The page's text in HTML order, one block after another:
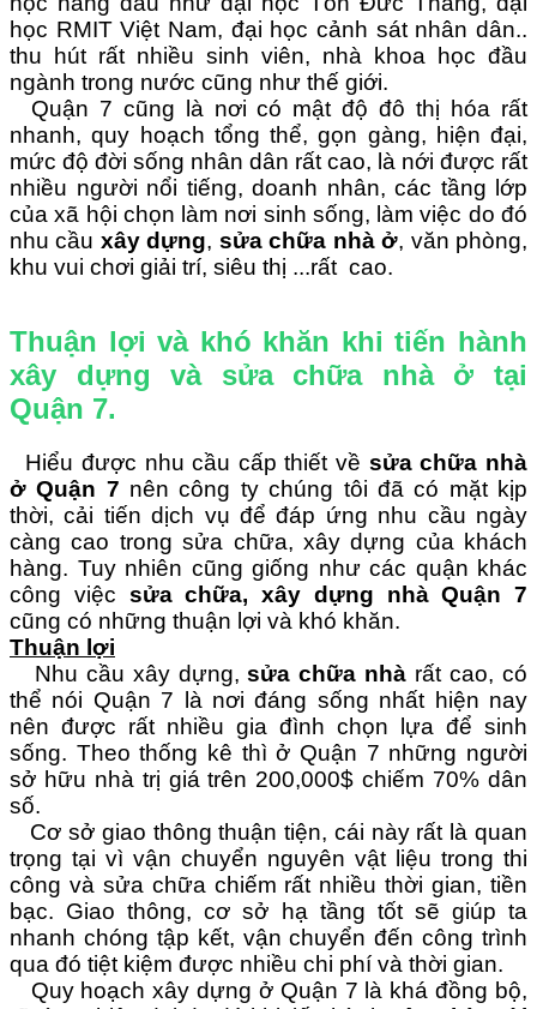
học RMITViệt Nam, đại học cảnh sát nhân dân..
thu hút rất nhiều sinh viên, nhà khoa học đầu
ngành trong nước cũng như thế giới.
Quận 7 cũng là nơi có mật độ đô thị hóa rất
nhanh, quy hoạch tổng thể, gọn gàng, hiện đại,
mức độ đời sống nhân dân rất cao, là nới được rất
nhiều người nổi tiếng, doanh nhân, các tầng lớp
của xã hội chọn làm nơi sinh sống, làm việc do đó
nhu cầu xây dựng, sửa chữa nhà ở, văn phòng,
khu vui chơi giải trí, siêu thị ...rất cao.
Thuận lợi và khó khăn khi tiến hành
xây dựng và sửa chữa nhà ở tại
Quận 7.
Hiểu được nhu cầu cấp thiết về sửa chữa nhà
ở Quận 7 nên công ty chúng tôi đã có mặt kịp
thời, cải tiến dịch vụđể đáp ứng nhu cầu ngày
càng cao trong sửa chữa, xây dựng của khách
hàng. Tuy nhiên cũng giống như các quận khác
công việc sửa chữa, xây dựng nhàQuận 7
cũng có những thuận lợi và khó khăn.
Thuận lợi
Nhu cầu xây dựng, sửa chữa nhà rất cao, có
thể nói Quận 7 là nơi đáng sống nhất hiện nay
nên được rất nhiều gia đình chọn lựa để sinh
sống. Theo thống kê thì ở Quận 7 những người
sở hữu nhà trị giá trên 200,000$ chiếm 70% dân
số.
Cơ sở giao thông thuận tiện, cái này rất là quan
trọng tại vì vận chuyển nguyên vật liệu trong thi
công và sửa chữa chiếm rất nhiều thời gian, tiền
bạc. Giao thông, cơ sở hạ tầng tốt sẽ giúp ta
nhanh chóng tập kết, vận chuyển đến công trình
qua đó tiệt kiệm được nhiều chi phí và thời gian.
Quy hoạch xây dựng ở Quận 7 là khá đồng bộ,